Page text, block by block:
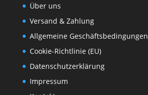
Über uns
Versand & Zahlung
Allgemeine Geschäftsbedingungen
Cookie-Richtlinie (EU)
Datenschutzerklärung
Impressum